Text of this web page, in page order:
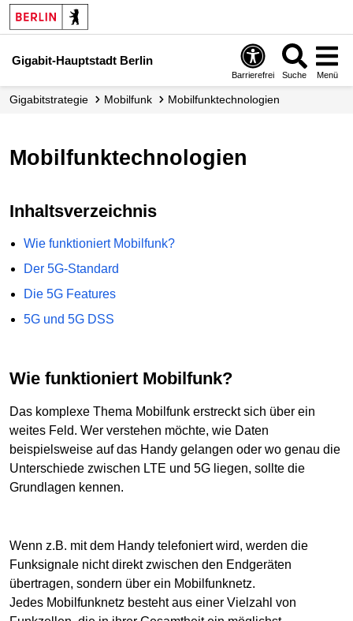
Gigabit-Hauptstadt Berlin
Barrierefrei Suche Menü
Gigabitstrategie Mobilfunk Mobilfunk­technologien
Mobilfunktechnologien
Inhaltsverzeichnis
Wie funktioniert Mobilfunk?
Der 5G-Standard
Die 5G Features
5G und 5G DSS
Wie funktioniert Mobilfunk?
Das komplexe Thema Mobilfunk erstreckt sich über ein
weites Feld. Wer verstehen möchte, wie Daten
beispielsweise auf das Handy gelangen oder wo genau die
Unterschiede zwischen LTE und 5G liegen, sollte die
Grundlagen kennen.
Wenn z.B. mit dem Handy telefoniert wird, werden die
Funksignale nicht direkt zwischen den Endgeräten
übertragen, sondern über ein Mobilfunknetz.
Jedes Mobilfunknetz besteht aus einer Vielzahl von